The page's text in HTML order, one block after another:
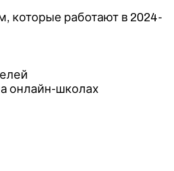
которые работают в 2024-
онлайн-школах